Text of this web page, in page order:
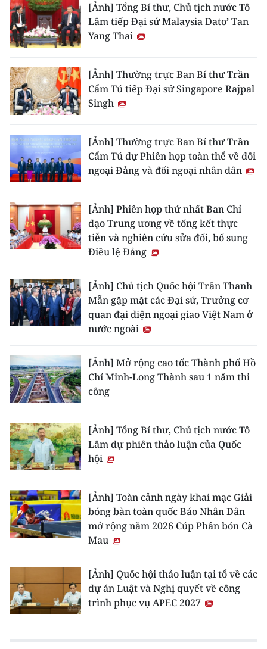
[Ảnh] Tổng Bí thư, Chủ tịch nước Tô
Lâm tiếp Đại sứ Malaysia Dato’ Tan
Yang Thai
[Ảnh] Thường trực Ban Bí thư Trần
Cẩm Tú tiếp Đại sứ Singapore Rajpal
Singh
[Ảnh] Thường trực Ban Bí thư Trần
Cẩm Tú dự Phiên họp toàn thể về đối
ngoại Đảng và đối ngoại nhân dân
[Ảnh] Phiên họp thứ nhất Ban Chỉ
đạo Trung ương về tổng kết thực
tiễn và nghiên cứu sửa đổi, bổ sung
Điều lệ Đảng
[Ảnh] Chủ tịch Quốc hội Trần Thanh
Mẫn gặp mặt các Đại sứ, Trưởng cơ
quan đại diện ngoại giao Việt Nam ở
nước ngoài
[Ảnh] Mở rộng cao tốc Thành phố Hồ
Chí Minh-Long Thành sau 1 năm thi
công
[Ảnh] Tổng Bí thư, Chủ tịch nước Tô
Lâm dự phiên thảo luận của Quốc
hội
[Ảnh] Toàn cảnh ngày khai mạc Giải
bóng bàn toàn quốc Báo Nhân Dân
mở rộng năm 2026 Cúp Phân bón Cà
Mau
[Ảnh] Quốc hội thảo luận tại tổ về các
dự án Luật và Nghị quyết về công
trình phục vụ APEC 2027